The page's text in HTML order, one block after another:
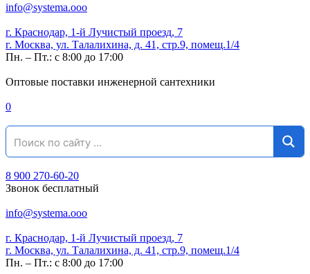
info@systema.ooo
г. Краснодар, 1-й Лучистый проезд, 7
г. Москва, ул. Талалихина, д. 41, стр.9, помещ.1/4
Пн. – Пт.: с 8:00 до 17:00
Оптовые поставки инженерной сантехники
0
8 900 270-60-20
Звонок бесплатный
info@systema.ooo
г. Краснодар, 1-й Лучистый проезд, 7
г. Москва, ул. Талалихина, д. 41, стр.9, помещ.1/4
Пн. – Пт.: с 8:00 до 17:00